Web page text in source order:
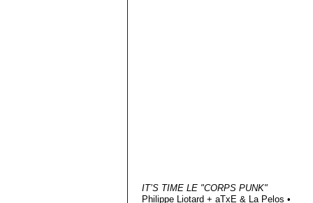
IT’S TIME LE "CORPS PUNK"
Philippe Liotard + aTxE & La Pelos •